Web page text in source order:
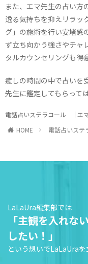
また、エマ先生の占い方
逸る気持ちを抑えリラッ
グ」の施術を行い安堵感
ず立ち向かう強さやチャ
タルカウンセリングも得
癒しの時間の中で占いを
先生に鑑定してもらって
電話占いステラコール
エ
HOME
電話占いステ
LaLaUra編集部では
「主観を入れな
したい！」
という想いでLaLaUraを